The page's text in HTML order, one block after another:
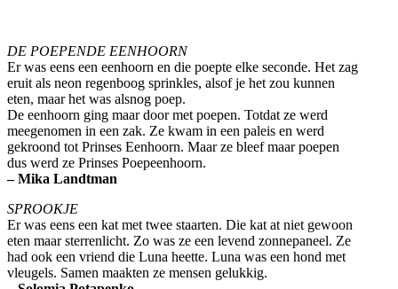
DE POEPENDE EENHOORN
Er was eens een eenhoorn en die poepte elke seconde. Het zag
eruit als neon regenboog sprinkles, alsof je het zou kunnen
eten, maar het was alsnog poep.
De eenhoorn ging maar door met poepen. Totdat ze werd
meegenomen in een zak. Ze kwam in een paleis en werd
gekroond tot Prinses Eenhoorn. Maar ze bleef maar poepen
dus werd ze Prinses Poepeenhoorn.
– Mika Landtman
SPROOKJE
Er was eens een kat met twee staarten. Die kat at niet gewoon
eten maar sterrenlicht. Zo was ze een levend zonnepaneel. Ze
had ook een vriend die Luna heette. Luna was een hond met
vleugels. Samen maakten ze mensen gelukkig.